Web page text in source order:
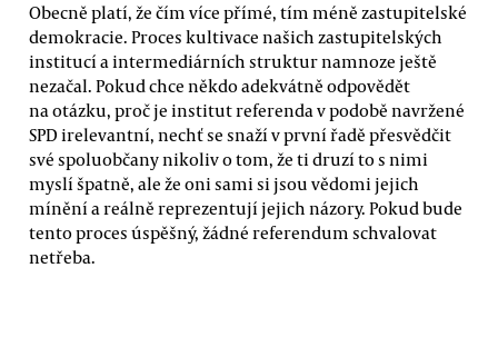
Obecně platí, že čím více přímé, tím méně zastupitelské
demokracie. Proces kultivace našich zastupitelských
institucí a intermediárních struktur namnoze ještě
nezačal. Pokud chce někdo adekvátně odpovědět
na otázku, proč je institut referenda v podobě navržené
SPD irelevantní, nechť se snaží v první řadě přesvědčit
své spoluobčany nikoliv o tom, že ti druzí to s nimi
myslí špatně, ale že oni sami si jsou vědomi jejich
mínění a reálně reprezentují jejich názory. Pokud bude
tento proces úspěšný, žádné referendum schvalovat
netřeba.